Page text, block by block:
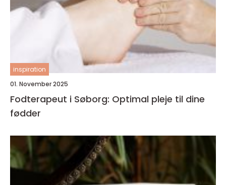
inspiration
01. November 2025
Fodterapeut i Søborg: Optimal pleje til dine
fødder